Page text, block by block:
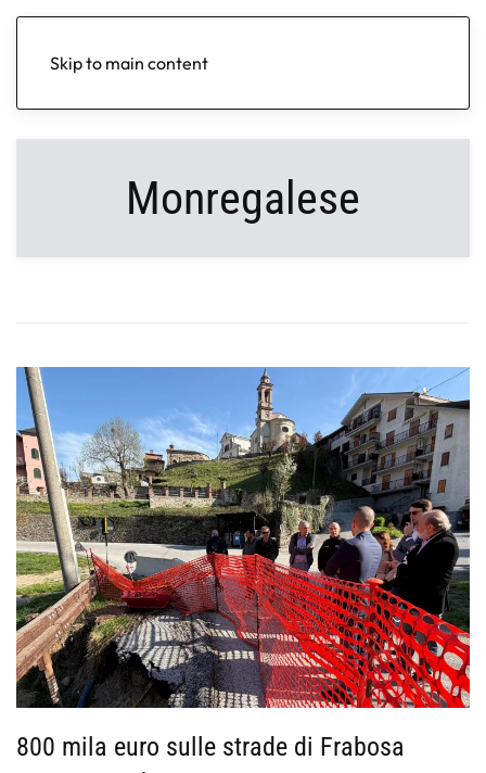
Skip to main content
Monregalese
800 mila euro sulle strade di Frabosa